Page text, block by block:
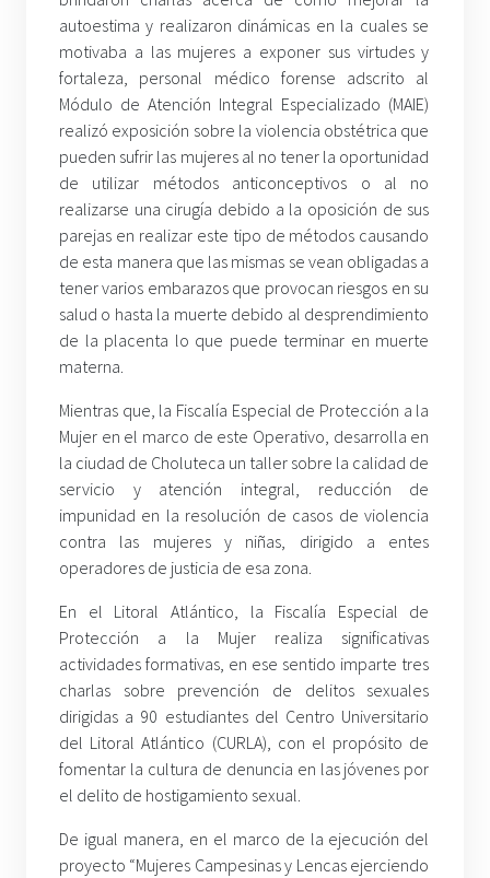
autoestima y realizaron dinámicas en la cuales se
motivaba a las mujeres a exponer sus virtudes y
fortaleza, personal médico forense adscrito al
Módulo de Atención Integral Especializado (MAIE)
realizó exposición sobre la violencia obstétrica que
pueden sufrir las mujeres al no tener la oportunidad
de utilizar métodos anticonceptivos o al no
realizarse una cirugía debido a la oposición de sus
parejas en realizar este tipo de métodos causando
de esta manera que las mismas se vean obligadas a
tener varios embarazos que provocan riesgos en su
salud o hasta la muerte debido al desprendimiento
de la placenta lo que puede terminar en muerte
materna.
Mientras que, la Fiscalía Especial de Protección a la
Mujer en el marco de este Operativo, desarrolla en
la ciudad de Choluteca un taller sobre la calidad de
servicio y atención integral, reducción de
impunidad en la resolución de casos de violencia
contra las mujeres y niñas, dirigido a entes
operadores de justicia de esa zona.
En el Litoral Atlántico, la Fiscalía Especial de
Protección a la Mujer realiza significativas
actividades formativas, en ese sentido imparte tres
charlas sobre prevención de delitos sexuales
dirigidas a 90 estudiantes del Centro Universitario
del Litoral Atlántico (CURLA), con el propósito de
fomentar la cultura de denuncia en las jóvenes por
el delito de hostigamiento sexual.
De igual manera, en el marco de la ejecución del
proyecto “Mujeres Campesinas y Lencas ejerciendo